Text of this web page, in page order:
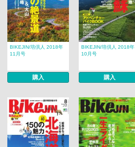
BIKEJIN/培倶人 2018年
11月号
購入
BIKEJIN/培倶人 2018年
10月号
購入